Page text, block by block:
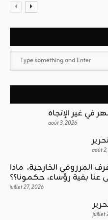
في غير الإتجاه
août 3, 2026
août
المرزوقي الخارجية، ماذا
عنا بقية رؤساء، حكمونا؟؟
juillet 27, 2026
juillet